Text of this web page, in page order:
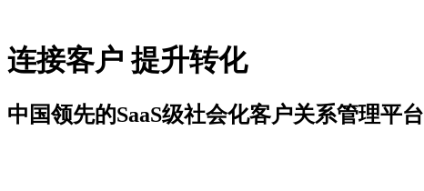
连接客户 提升转化
中国领先的SaaS级社会化客户关系管理平台